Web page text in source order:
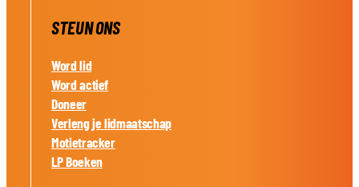
STEUN ONS
Word lid
Word actief
Doneer
Verleng je lidmaatschap
Motietracker
LP Boeken